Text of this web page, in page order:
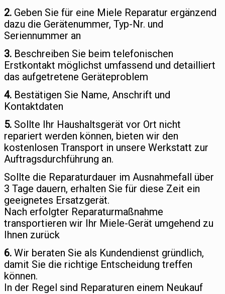
2. Geben Sie für eine Miele Reparatur ergänzend
dazu die Gerätenummer, Typ-Nr. und
Seriennummer an
3. Beschreiben Sie beim telefonischen
Erstkontakt möglichst umfassend und detailliert
das aufgetretene Geräteproblem
4. Bestätigen Sie Name, Anschrift und
Kontaktdaten
5. Sollte Ihr Haushaltsgerät vor Ort nicht
repariert werden können, bieten wir den
kostenlosen Transport in unsere Werkstatt zur
Auftragsdurchführung an.
Sollte die Reparaturdauer im Ausnahmefall über
3 Tage dauern, erhalten Sie für diese Zeit ein
geeignetes Ersatzgerät.
Nach erfolgter Reparaturmaßnahme
transportieren wir Ihr Miele-Gerät umgehend zu
Ihnen zurück
6. Wir beraten Sie als Kundendienst gründlich,
damit Sie die richtige Entscheidung treffen
können.
In der Regel sind Reparaturen einem Neukauf